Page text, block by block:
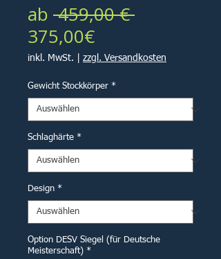
ab 459,00 €
375,00€Sale-
Preis
inkl. MwSt. zzgl. Versandkosten
Gewicht Stockkörper *
Schlaghärte *
Design *
Option DESV Siegel (für Deutsche
Meisterschaft) *